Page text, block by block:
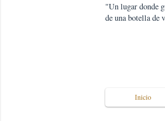
"Un lugar donde
de una botella
Inicio